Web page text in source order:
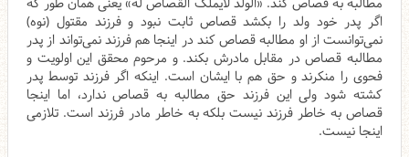
اگر پدر خود ولد را بکشد قصاص ثابت نبود و فرزند مقتول (نوه)
نمی‌توانست از او مطالبه قصاص کند در اینجا هم فرزند نمی‌تواند از پدر
مطالبه قصاص در مقابل مادرش بکند. و مرحوم محقق این اولویت و
فحوی را منکرند و حق هم با ایشان است. اینکه اگر فرزند توسط پدر
کشته شود ولی این فرزند حق مطالبه به قصاص ندارد، اما اینجا
قصاص به خاطر فرزند نیست بلکه به خاطر مادر فرزند است. تلازمی
اینجا نیست.